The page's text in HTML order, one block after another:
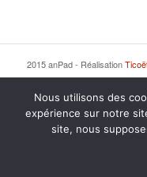
2015 anPad - Réalisation
Mentions Légales
Nous
Nous utilisons des
expérience sur notre
site, nous